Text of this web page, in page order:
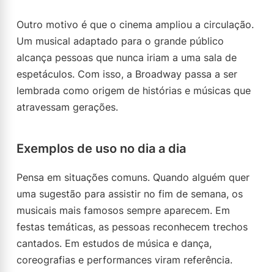
Outro motivo é que o cinema ampliou a circulação.
Um musical adaptado para o grande público
alcança pessoas que nunca iriam a uma sala de
espetáculos. Com isso, a Broadway passa a ser
lembrada como origem de histórias e músicas que
atravessam gerações.
Exemplos de uso no dia a dia
Pensa em situações comuns. Quando alguém quer
uma sugestão para assistir no fim de semana, os
musicais mais famosos sempre aparecem. Em
festas temáticas, as pessoas reconhecem trechos
cantados. Em estudos de música e dança,
coreografias e performances viram referência.